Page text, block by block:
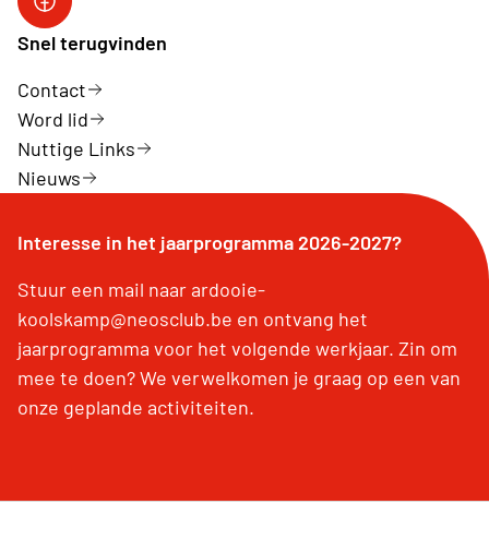
Neos Ardooie-Koolskamp
Snel terugvinden
Contact
Word lid
Nuttige Links
Nieuws
Interesse in het jaarprogramma 2026-2027?
Stuur een mail naar ardooie-
koolskamp@neosclub.be en ontvang het
jaarprogramma voor het volgende werkjaar. Zin om
mee te doen? We verwelkomen je graag op een van
onze geplande activiteiten.